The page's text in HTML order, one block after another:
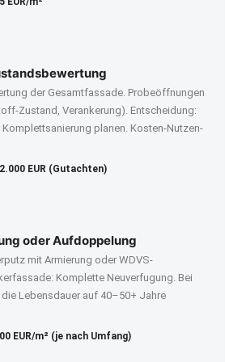
der Gesamtfassade. Probeöffnungen
Zustand, Verankerung). Entscheidung:
planen. Kosten-Nutzen-
EUR (Gutachten)
oder Aufdoppelung
mit Armierung oder WDVS-
Komplette Neuverfugung. Bei
Lebensdauer auf 40–50+ Jahre
EUR/m² (je nach Umfang)